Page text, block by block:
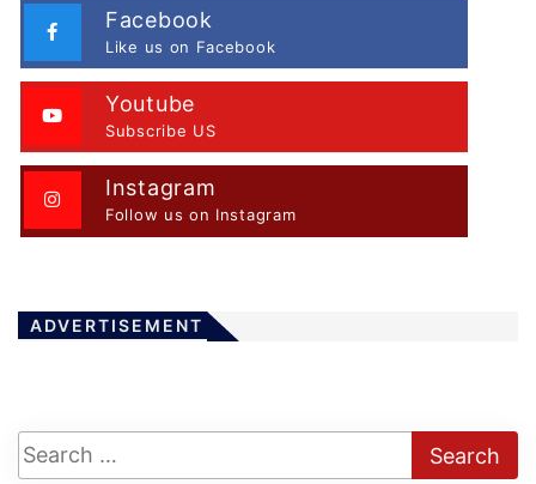
Facebook
Like us on Facebook
Youtube
Subscribe US
Instagram
Follow us on Instagram
ADVERTISEMENT